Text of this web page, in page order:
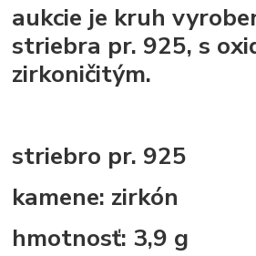
aukcie je kruh
striebra pr. 925, s
zirkoničitým.
striebro pr. 925
kamene: zirkón
hmotnosť: 3,9 g